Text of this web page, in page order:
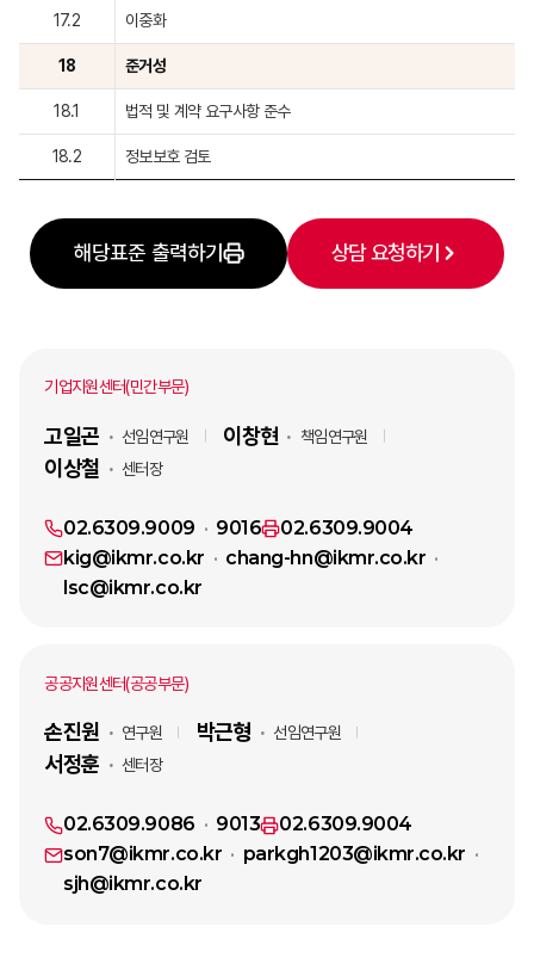
17.2 이중화
18 준거성
18.1 법적 및 계약 요구사항 준수
18.2 정보보호 검토
해당표준 출력하기 상담 요청하기
기업지원센터(민간부문)
고일곤 선임연구원 이창현 책임연구원
이상철 센터장
02.6309.9009 9016
02.6309.9004
kig@ikmr.co.kr
chang-hn@ikmr.co.kr
lsc@ikmr.co.kr
공공지원센터(공공부문)
손진원 연구원 박근형 선임연구원
서정훈 센터장
02.6309.9086 9013
02.6309.9004
son7@ikmr.co.kr
parkgh1203@ikmr.co.kr
sjh@ikmr.co.kr